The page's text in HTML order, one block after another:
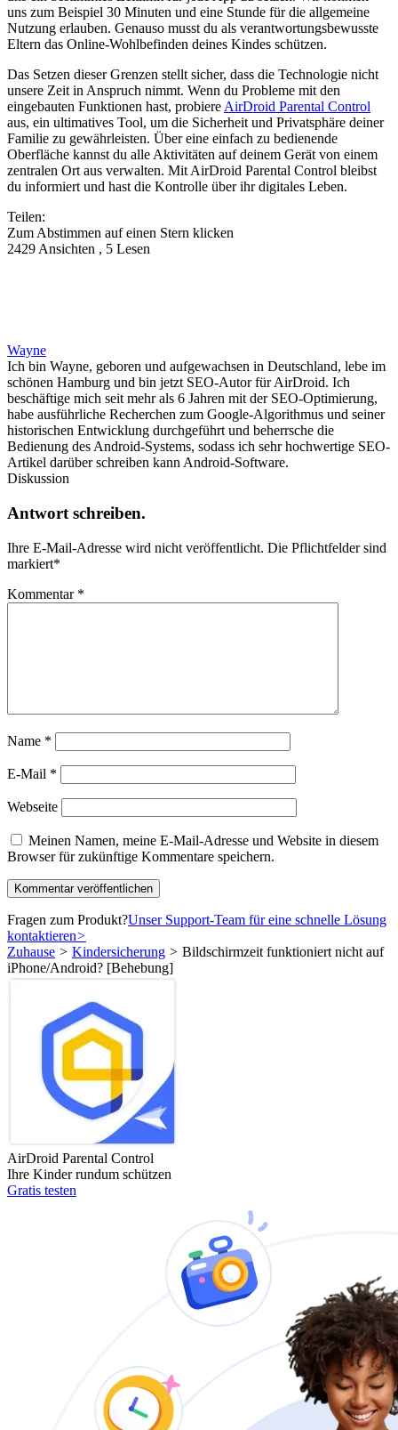
uns zum Beispiel 30 Minuten und eine Stunde für die allgemeine
Nutzung erlauben. Genauso musst du als verantwortungsbewusste
Eltern das Online-Wohlbefinden deines Kindes schützen.
Das Setzen dieser Grenzen stellt sicher, dass die Technologie nicht
unsere Zeit in Anspruch nimmt. Wenn du Probleme mit den
eingebauten Funktionen hast, probiere AirDroid Parental Control
aus, ein ultimatives Tool, um die Sicherheit und Privatsphäre deiner
Familie zu gewährleisten. Über eine einfach zu bedienende
Oberfläche kannst du alle Aktivitäten auf deinem Gerät von einem
zentralen Ort aus verwalten. Mit AirDroid Parental Control bleibst
du informiert und hast die Kontrolle über ihr digitales Leben.
Teilen:
Zum Abstimmen auf einen Stern klicken
2429 Ansichten , 5 Lesen
Wayne
Ich bin Wayne, geboren und aufgewachsen in Deutschland, lebe im
schönen Hamburg und bin jetzt SEO-Autor für AirDroid. Ich
beschäftige mich seit mehr als 6 Jahren mit der SEO-Optimierung,
habe ausführliche Recherchen zum Google-Algorithmus und seiner
historischen Entwicklung durchgeführt und beherrsche die
Bedienung des Android-Systems, sodass ich sehr hochwertige SEO-
Artikel darüber schreiben kann Android-Software.
Diskussion
Antwort schreiben.
Ihre E-Mail-Adresse wird nicht veröffentlicht. Die Pflichtfelder sind
markiert*
Kommentar *
Name *
E-Mail *
Webseite
Meinen Namen, meine E-Mail-Adresse und Website in diesem
Browser für zukünftige Kommentare speichern.
Fragen zum Produkt?Unser Support-Team für eine schnelle Lösung
kontaktieren>
Zuhause > Kindersicherung > Bildschirmzeit funktioniert nicht auf
iPhone/Android? [Behebung]
AirDroid Parental Control
Ihre Kinder rundum schützen
Gratis testen